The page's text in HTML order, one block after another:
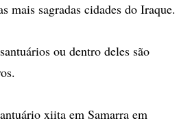
mais sagradas cidades do Iraque.
ou dentro deles são
xiita em Samarra em